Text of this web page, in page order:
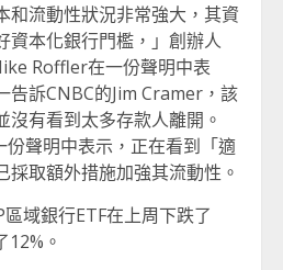
和流動性狀況非常強大，其資
資本化銀行門檻，」創辦人
Roffler在一份聲明中表
訴CNBC的Jim Cramer，該
沒有看到太多存款人離開。
聲明中表示，正在看到「適
採取額外措施加強其流動性。
域銀行ETF在上周下跌了
12%。